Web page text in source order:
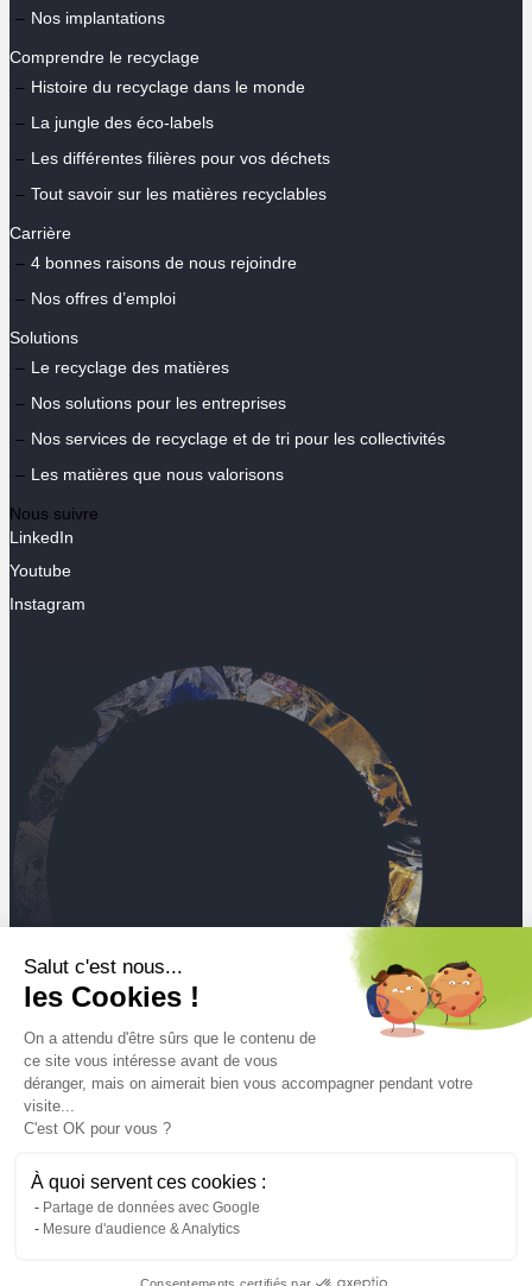
Salut c'est nous...
les Cookies !
On a attendu d'être sûrs que le contenu de
ce site vous intéresse avant de vous
déranger, mais on aimerait bien vous accompagner pendant votre
visite...
C'est OK pour vous ?
À quoi servent ces cookies :
Partage de données avec Google
Mesure d'audience & Analytics
Consentements certifiés par
Nos implantations
Comprendre le recyclage
Histoire du recyclage dans le monde
La jungle des éco-labels
Les différentes filières pour vos déchets
Tout savoir sur les matières recyclables
Carrière
4 bonnes raisons de nous rejoindre
Nos offres d’emploi
Solutions
Le recyclage des matières
Nos solutions pour les entreprises
Nos services de recyclage et de tri pour les collectivités
Les matières que nous valorisons
Nous suivre
LinkedIn
Youtube
Instagram
de déchets collectés et traités en 2025
Mentions légales Conditions générales d’utilisation